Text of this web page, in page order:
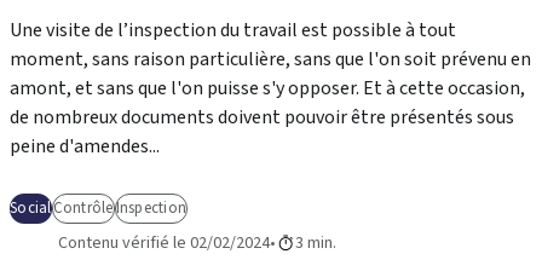
Une visite de l’inspection du travail est possible à tout
moment, sans raison particulière, sans que l'on soit prévenu en
amont, et sans que l'on puisse s'y opposer. Et à cette occasion,
de nombreux documents doivent pouvoir être présentés sous
peine d'amendes...
SocialContrôleInspection
Contenu vérifié le 02/02/2024 3 min.